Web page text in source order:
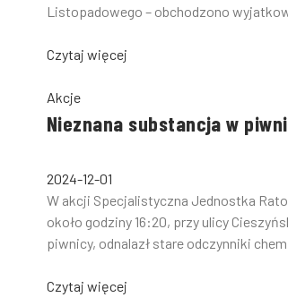
Listopadowego – obchodzono
Czytaj więcej
Akcje
Nieznana substancja w
2024-12-01
W akcji Specjalistyczna Jednostka
około godziny 16:20, przy ulicy
piwnicy, odnalazł stare odczynniki
Czytaj więcej